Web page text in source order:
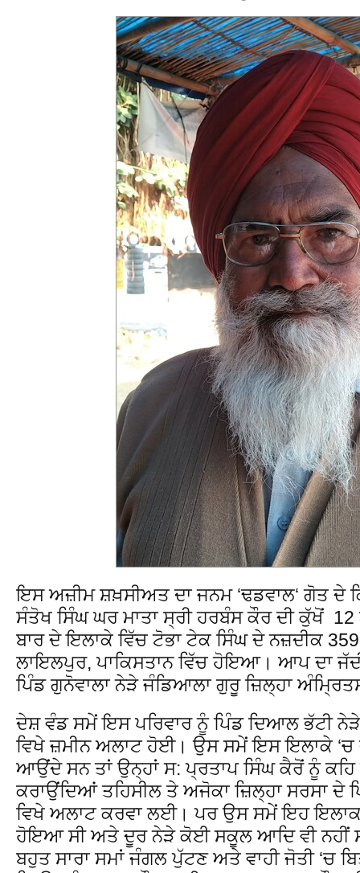
ਇਸ ਅਜ਼ੀਮ ਸ਼ਖ਼ਸੀਅਤ ਦਾ ਜਨਮ ‘ਢਡਵਾਲ‘ ਗੋਤ ਦੇ
ਸੰਤੋਖ ਸਿੰਘ ਘਰ ਮਾਤਾ ਸ੍ਰੀ ਹਰਬੰਸ ਕੌਰ ਦੀ ਕੁੱਖੋਂ
ਬਾਰ ਦੇ ਇਲਾਕੇ ਵਿੱਚ ਟੋਭਾ ਟੇਕ ਸਿੰਘ ਦੇ ਨਜ਼ਦੀਕ
ਲਾਇਲਪੁਰ, ਪਾਕਿਸਤਾਨ ਵਿੱਚ ਹੋਇਆ। ਆਪ ਦਾ
ਪਿੰਡ ਗੁਨੋਵਾਲਾ ਨੇੜੇ ਜੰਡਿਆਲਾ ਗੁਰੂ ਜ਼ਿਲ੍ਹਾ
ਦੇਸ਼ ਵੰਡ ਸਮੇਂ ਇਸ ਪਰਿਵਾਰ ਨੂੰ ਪਿੰਡ ਦਿਆਲ ਭੱਟੀ
ਵਿਖੇ ਜ਼ਮੀਨ ਅਲਾਟ ਹੋਈ। ਉਸ ਸਮੇਂ ਇਸ ਇਲਾਕੇ ‘ਚ
ਆਉਂਦੇ ਸਨ ਤਾਂ ਉਨ੍ਹਾਂ ਸ: ਪ੍ਰਤਾਪ ਸਿੰਘ ਕੈਰੋਂ ਨੂੰ
ਕਰਾਉਂਦਿਆਂ ਤਹਿਸੀਲ ਤੇ ਅਜੋਕਾ ਜ਼ਿਲ੍ਹਾ ਸਰਸਾ ਦੇ
ਵਿਖੇ ਅਲਾਟ ਕਰਵਾ ਲਈ। ਪਰ ਉਸ ਸਮੇਂ ਇਹ
ਹੋਇਆ ਸੀ ਅਤੇ ਦੂਰ ਨੇੜੇ ਕੋਈ ਸਕੂਲ ਆਦਿ ਵੀ ਨਹੀਂ
ਬਹੁਤ ਸਾਰਾ ਸਮਾਂ ਜੰਗਲ ਪੁੱਟਣ ਅਤੇ ਵਾਹੀ ਜੋਤੀ